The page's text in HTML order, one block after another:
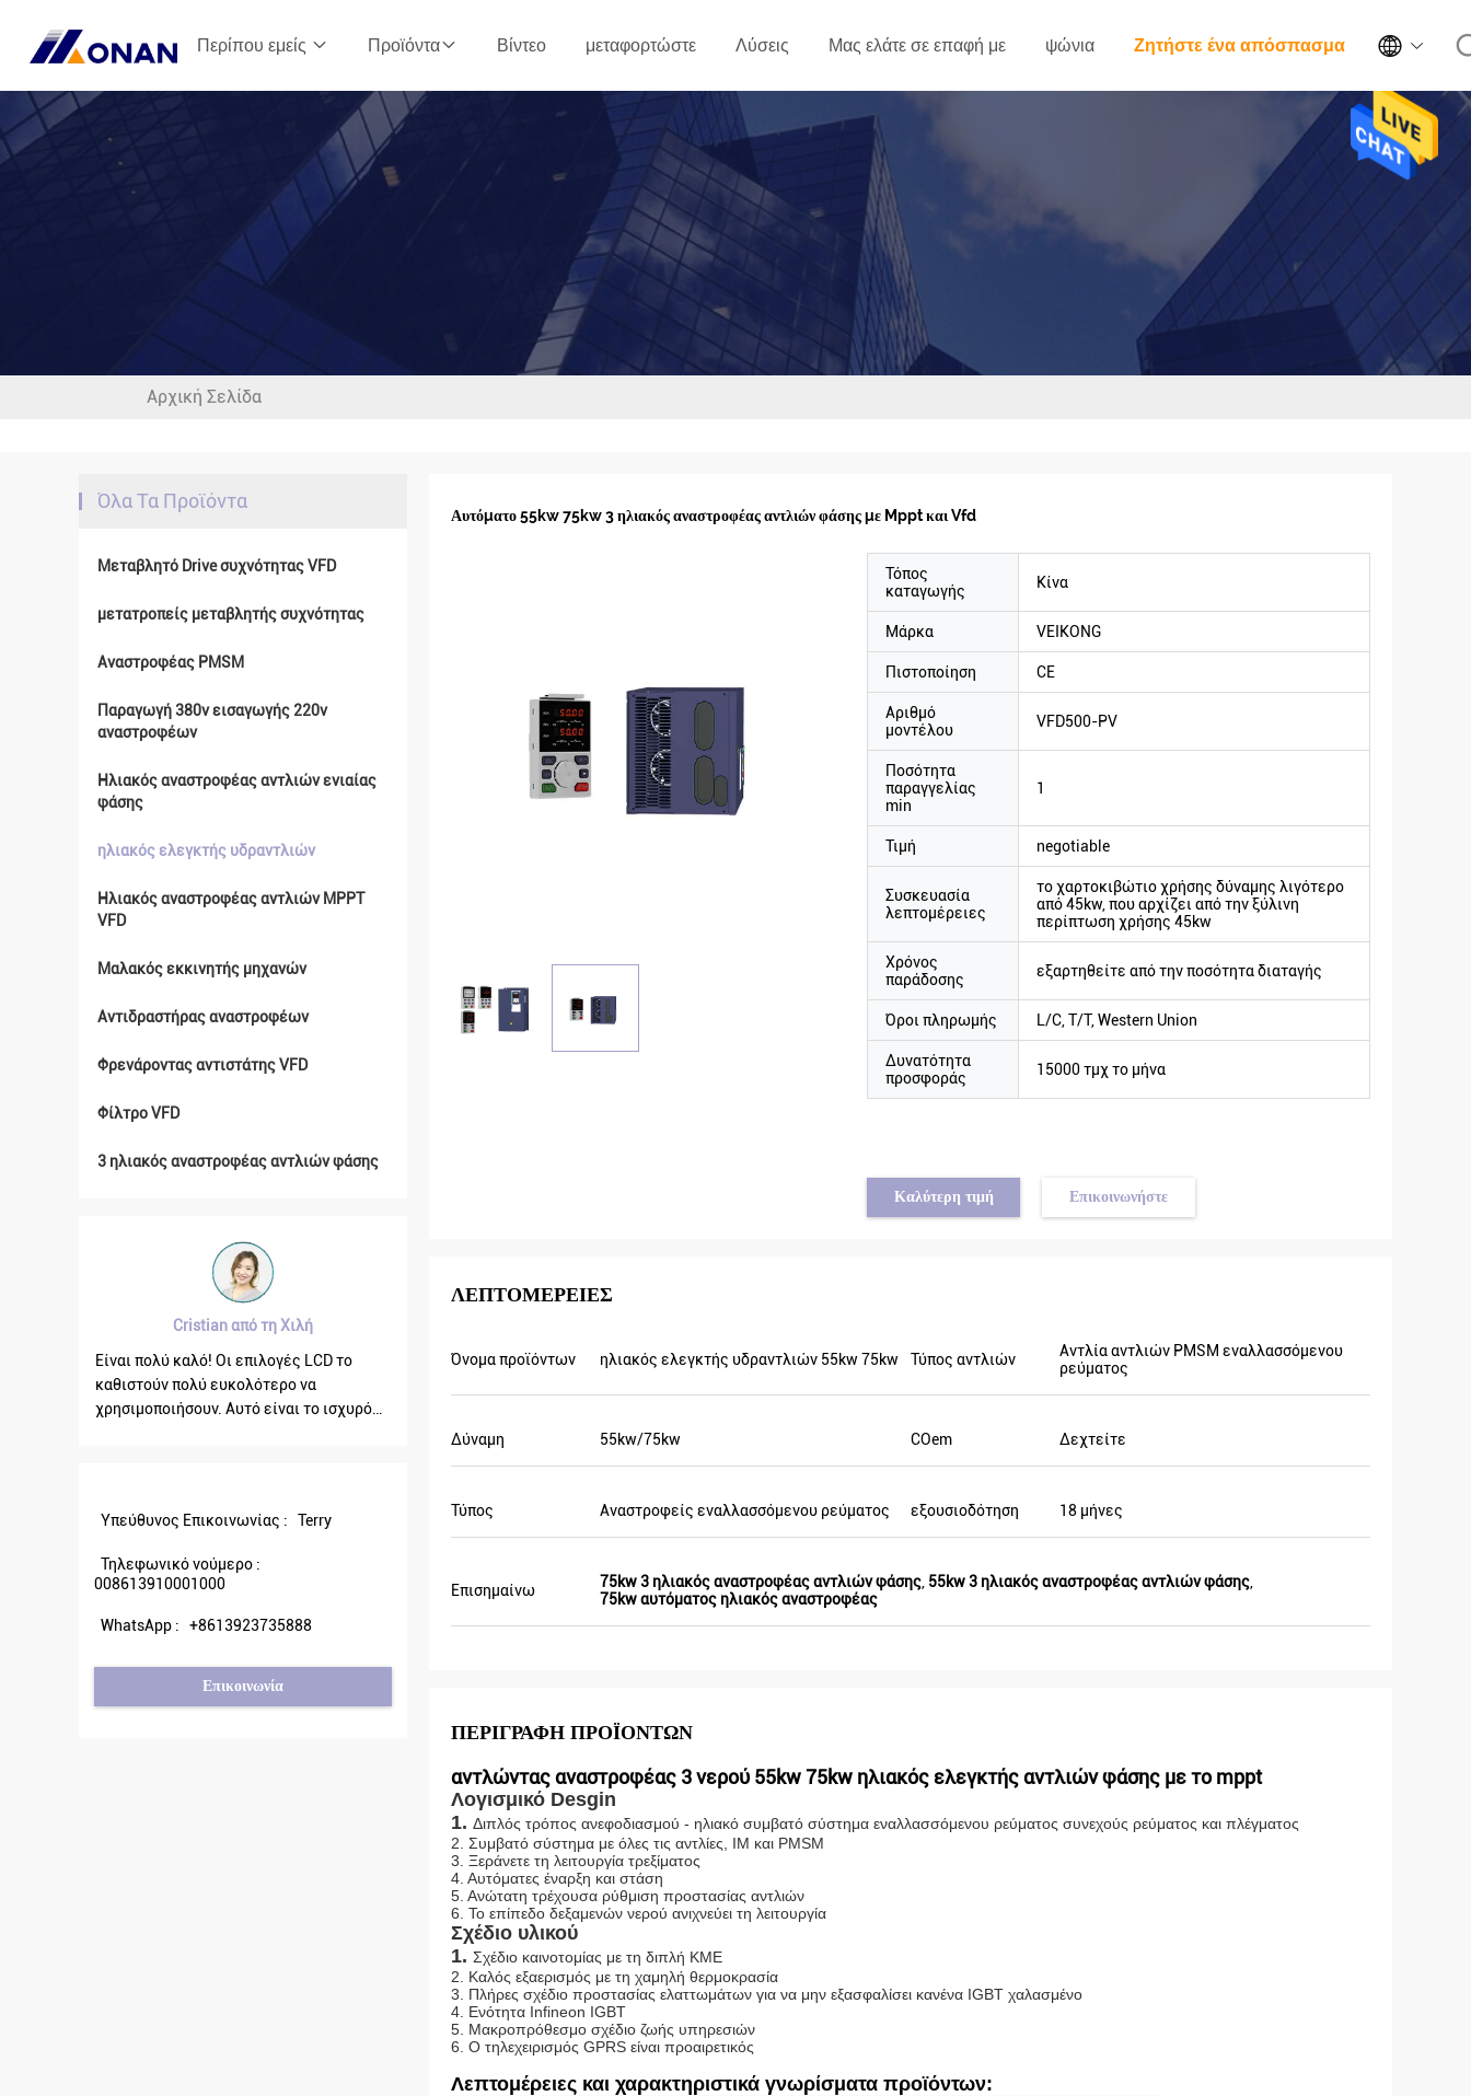
Περίπου εμείς Προϊόντα Βίντεο μεταφορτώστε Λύσεις Μας ελάτε σε επαφή με ψώνια Ζητήστε ένα απόσπασμα 
Αρχική Σελίδα
Όλα Τα Προϊόντα
Μεταβλητό Drive συχνότητας VFD
μετατροπείς μεταβλητής συχνότητας
Αναστροφέας PMSM
Παραγωγή 380v εισαγωγής 220v
αναστροφέων
Ηλιακός αναστροφέας αντλιών ενιαίας
φάσης
ηλιακός ελεγκτής υδραντλιών
Ηλιακός αναστροφέας αντλιών MPPT
VFD
Μαλακός εκκινητής μηχανών
Αντιδραστήρας αναστροφέων
Φρενάροντας αντιστάτης VFD
Φίλτρο VFD
3 ηλιακός αναστροφέας αντλιών φάσης
Cristian από τη Χιλή
Είναι πολύ καλό! Οι επιλογές LCD το
καθιστούν πολύ ευκολότερο να
χρησιμοποιήσουν. Αυτό είναι το ισχυρό
VFD500 η συχνότητα παραγωγής είναι
το ρεύμα παραγωγής είναι λιγότερο από
άλλοι, γίαυτό η συχνότητα παραγωγής
ο ηλιακός αναστροφέας αντλιών είναι
προωθητικά προϊόντα για την έκθεση.
τοπικός πράκτορας και φέτος, υπάρχουν
Υπεύθυνος Επικοινωνίας : Terry
Τηλεφωνικό νούμερο :
008613910001000
WhatsApp : +8613923735888
Επικοινωνία
Αυτόματο 55kw 75kw 3 ηλιακός αναστροφέας αντλιών φάσης με Mppt και Vfd
Τόπος
καταγωγής
Κίνα
Μάρκα VEIKONG
Πιστοποίηση CE
Αριθμό
μοντέλου
VFD500-PV
Ποσότητα
παραγγελίας
min
1
Τιμή negotiable
Συσκευασία
λεπτομέρειες
το χαρτοκιβώτιο χρήσης δύναμης λιγότερο
από 45kw, που αρχίζει από την ξύλινη
περίπτωση χρήσης 45kw
Χρόνος
παράδοσης
εξαρτηθείτε από την ποσότητα διαταγής
Όροι πληρωμής L/C, T/T, Western Union
Δυνατότητα
προσφοράς
15000 τμχ το μήνα
Καλύτερη τιμή Επικοινωνήστε
ΛΕΠΤΟΜΈΡΕΙΕΣ
Όνομα προϊόντων ηλιακός ελεγκτής υδραντλιών 55kw 75kw Τύπος αντλιών
Αντλία αντλιών PMSM εναλλασσόμενου
ρεύματος
Δύναμη 55kw/75kw COem Δεχτείτε
Τύπος Αναστροφείς εναλλασσόμενου ρεύματος εξουσιοδότηση 18 μήνες
Επισημαίνω 75kw 3 ηλιακός αναστροφέας αντλιών φάσης 55kw 3 ηλιακός αναστροφέας αντλιών φάσης
75kw αυτόματος ηλιακός αναστροφέας
ΠΕΡΙΓΡΑΦΉ ΠΡΟΪΌΝΤΩΝ
αντλώντας αναστροφέας 3 νερού 55kw 75kw ηλιακός ελεγκτής αντλιών φάσης με το mppt
Λογισμικό Desgin
1. Διπλός τρόπος ανεφοδιασμού - ηλιακό συμβατό σύστημα εναλλασσόμενου ρεύματος συνεχούς ρεύματος και πλέγματος
2. Συμβατό σύστημα με όλες τις αντλίες, IM και PMSM
3. Ξεράνετε τη λειτουργία τρεξίματος
4. Αυτόματες έναρξη και στάση
5. Ανώτατη τρέχουσα ρύθμιση προστασίας αντλιών
6. Το επίπεδο δεξαμενών νερού ανιχνεύει τη λειτουργία
Σχέδιο υλικού
1. Σχέδιο καινοτομίας με τη διπλή ΚΜΕ
2. Καλός εξαερισμός με τη χαμηλή θερμοκρασία
3. Πλήρες σχέδιο προστασίας ελαττωμάτων για να μην εξασφαλίσει κανένα IGBT χαλασμένο
4. Ενότητα Infineon IGBT
5. Μακροπρόθεσμο σχέδιο ζωής υπηρεσιών
6. Ο τηλεχειρισμός GPRS είναι προαιρετικός
Λεπτομέρειες και χαρακτηριστικά γνωρίσματα προϊόντων: